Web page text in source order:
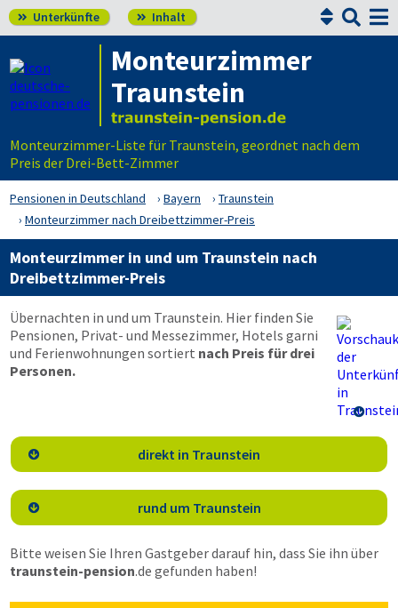
 Unterkünfte  Inhalt 

Monteurzimmer
Traunstein
Monteurzimmer-Liste für Traunstein, geordnet nach dem
Preis der Drei-Bett-Zimmer
Pensionen in Deutschland Bayern
Traunstein
Monteurzimmer nach Dreibettzimmer-Preis
Monteurzimmer in und um Traunstein nach
Dreibettzimmer-Preis

Übernachten in und um Traunstein. Hier finden Sie
Pensionen, Privat- und Messezimmer, Hotels garni
und Ferienwohnungen sortiert nach Preis für drei
Personen.
 direkt in Traunstein
 rund um Traunstein
Bitte weisen Sie Ihren Gastgeber darauf hin, dass Sie ihn über
traunstein-pension.de gefunden haben!